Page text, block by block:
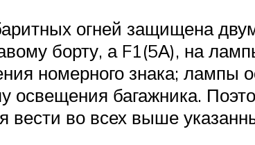
огней защищена
борту, а F1(5А), на
номерного знака; лампы
освещения багажника.
вести во всех выше